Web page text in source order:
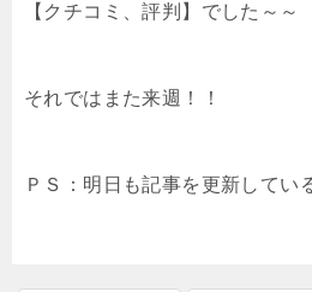
【クチコミ、評判】でした～～
それではまた来週！！
ＰＳ：明日も記事を更新してい